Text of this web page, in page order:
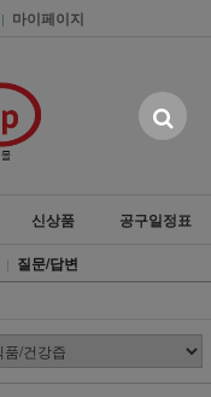
| 마이페이지
신상품
공구일정표
| 질문/답변